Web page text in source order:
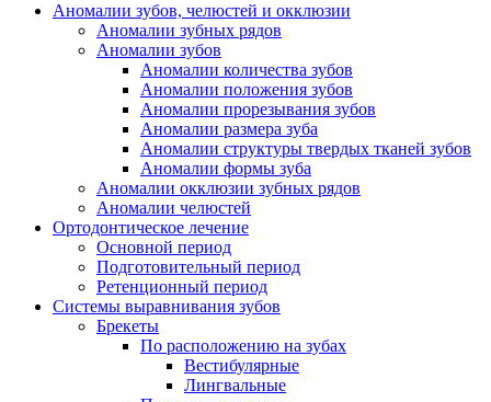
Аномалии зубов, челюстей и окклюзии
Аномалии зубных рядов
Аномалии зубов
Аномалии количества зубов
Аномалии положения зубов
Аномалии прорезывания зубов
Аномалии размера зуба
Аномалии структуры твердых тканей зубов
Аномалии формы зуба
Аномалии окклюзии зубных рядов
Аномалии челюстей
Ортодонтическое лечение
Основной период
Подготовительный период
Ретенционный период
Системы выравнивания зубов
Брекеты
По расположению на зубах
Вестибулярные
Лингвальные